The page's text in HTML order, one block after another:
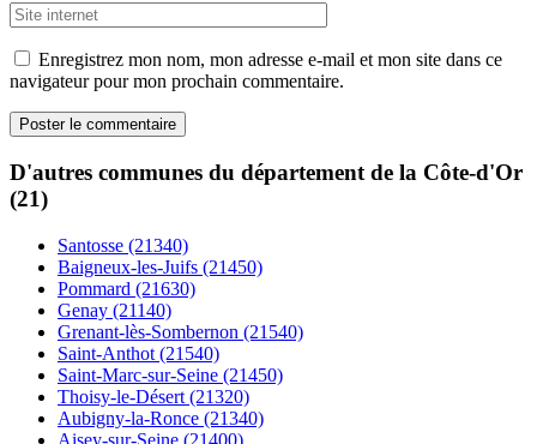
Enregistrez mon nom, mon adresse e-mail et mon site dans ce
navigateur pour mon prochain commentaire.
D'autres communes du département de la Côte-d'Or
(21)
Santosse (21340)
Baigneux-les-Juifs (21450)
Pommard (21630)
Genay (21140)
Grenant-lès-Sombernon (21540)
Saint-Anthot (21540)
Saint-Marc-sur-Seine (21450)
Thoisy-le-Désert (21320)
Aubigny-la-Ronce (21340)
Aisey-sur-Seine (21400)